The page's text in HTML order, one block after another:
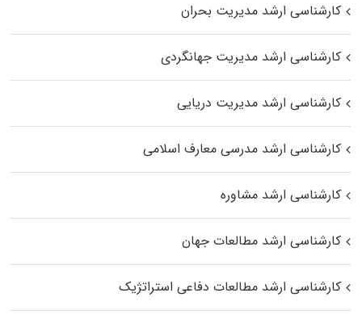
کارشناسی ارشد مدیریت بحران
کارشناسی ارشد مدیریت جهانگردی
کارشناسی ارشد مدیریت دریایی
کارشناسی ارشد مدرسی معارف اسلامی
کارشناسی ارشد مشاوره
کارشناسی ارشد مطالعات جهان
کارشناسی ارشد مطالعات دفاعی استراتژیک